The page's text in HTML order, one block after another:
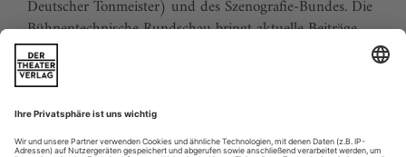
Deutscher Tonmeister) und des Szenografie-Bundes. Die
Bühnentechnische Rundschau bringt aktuelle Beiträge
über Theaterarchitektur, Bühnenbild und Insze­­nierung,
technische Einrichtungen und Management, aber auch
über berufliche Bildung, Sicherheit, neue Produkte und
Aktuelles aus der Branche. Die Bühnentechnische
Rundschau ist als einzige theatertechnische Zeitschrift in